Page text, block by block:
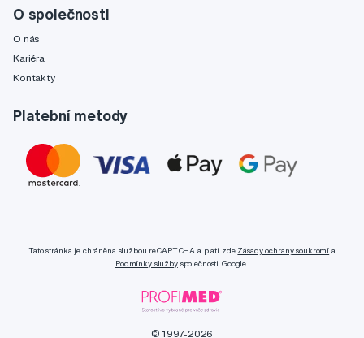
O společnosti
O nás
Kariéra
Kontakty
Platební metody
Tato stránka je chráněna službou reCAPTCHA a platí zde Zásady ochrany soukromí a
Podmínky službyspolečnosti Google.
© 1997-2026